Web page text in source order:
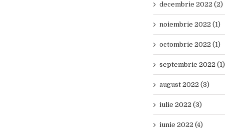
decembrie 2022 (2)
noiembrie 2022 (1)
octombrie 2022 (1)
septembrie 2022 (1)
august 2022 (3)
iulie 2022 (3)
iunie 2022 (4)